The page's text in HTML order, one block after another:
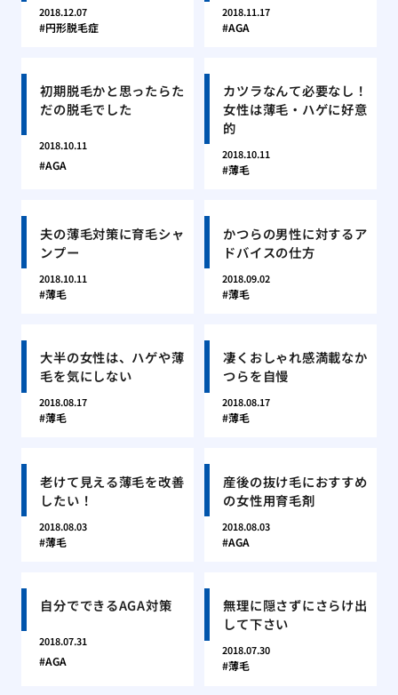
2018.12.07
円形脱毛症
2018.11.17
AGA
初期脱毛かと思ったらた
だの脱毛でした
2018.10.11
AGA
カツラなんて必要なし！
女性は薄毛・ハゲに好意
的
2018.10.11
薄毛
夫の薄毛対策に育毛シャ
ンプー
2018.10.11
薄毛
かつらの男性に対するア
ドバイスの仕方
2018.09.02
薄毛
大半の女性は、ハゲや薄
毛を気にしない
2018.08.17
薄毛
凄くおしゃれ感満載なか
つらを自慢
2018.08.17
薄毛
老けて見える薄毛を改善
したい！
2018.08.03
薄毛
産後の抜け毛におすすめ
の女性用育毛剤
2018.08.03
AGA
自分でできるAGA対策
2018.07.31
AGA
無理に隠さずにさらけ出
して下さい
2018.07.30
薄毛